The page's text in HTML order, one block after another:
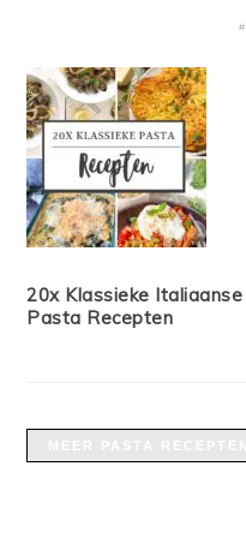
20x Klassieke Italiaanse
Pasta Recepten